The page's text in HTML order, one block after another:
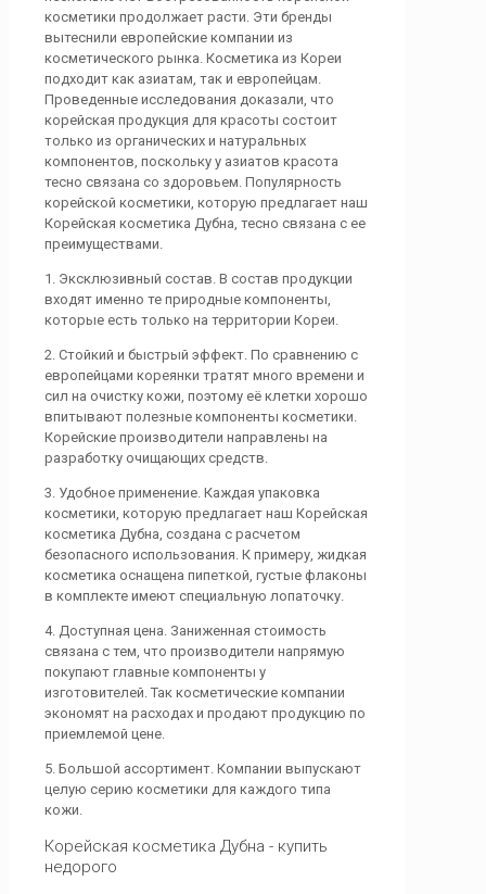
косметики продолжает расти. Эти бренды
вытеснили европейские компании из
косметического рынка. Косметика из Кореи
подходит как азиатам, так и европейцам.
Проведенные исследования доказали, что
корейская продукция для красоты состоит
только из органических и натуральных
компонентов, поскольку у азиатов красота
тесно связана со здоровьем. Популярность
корейской косметики, которую предлагает наш
Корейская косметика Дубна, тесно связана с ее
преимуществами.
1. Эксклюзивный состав. В состав продукции
входят именно те природные компоненты,
которые есть только на территории Кореи.
2. Стойкий и быстрый эффект. По сравнению с
европейцами кореянки тратят много времени и
сил на очистку кожи, поэтому её клетки хорошо
впитывают полезные компоненты косметики.
Корейские производители направлены на
разработку очищающих средств.
3. Удобное применение. Каждая упаковка
косметики, которую предлагает наш Корейская
косметика Дубна, создана с расчетом
безопасного использования. К примеру, жидкая
косметика оснащена пипеткой, густые флаконы
в комплекте имеют специальную лопаточку.
4. Доступная цена. Заниженная стоимость
связана с тем, что производители напрямую
покупают главные компоненты у
изготовителей. Так косметические компании
экономят на расходах и продают продукцию по
приемлемой цене.
5. Большой ассортимент. Компании выпускают
целую серию косметики для каждого типа
кожи.
Корейская косметика Дубна - купить
недорого